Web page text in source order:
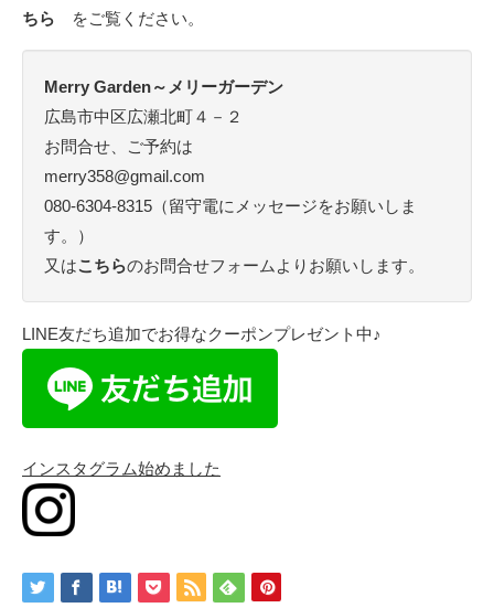
ちら
をご覧ください。
Merry Garden～メリーガーデン
広島市中区広瀬北町４－２
お問合せ、ご予約は
merry358@gmail.com
080-6304-8315（留守電にメッセージをお願いしま
す。）
又はこちらのお問合せフォームよりお願いします。
LINE友だち追加でお得なクーポンプレゼント中♪
インスタグラム始めました